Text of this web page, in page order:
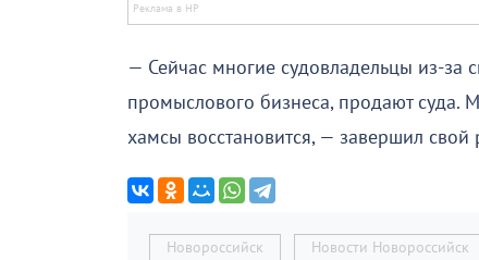
— Сейчас многие судовладельцы из-за
промыслового бизнеса, продают суда.
хамсы восстановится, — завершил свой
Новороссийск Новости Новороссийск